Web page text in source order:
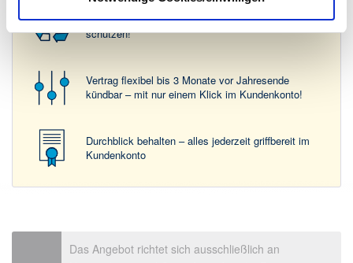
In 4 Schritten unkompliziert lizenzieren – und Klima
schützen!
Vertrag flexibel bis 3 Monate vor Jahresende
kündbar – mit nur einem Klick im Kundenkonto!
Durchblick behalten – alles jederzeit griffbereit im
Kundenkonto
Das Angebot richtet sich ausschließlich an